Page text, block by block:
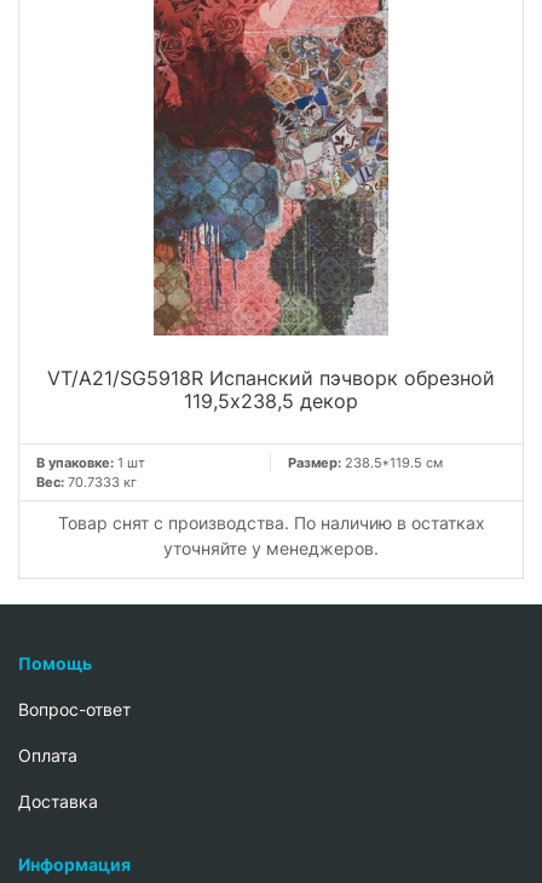
VT/A21/SG5918R Испанский пэчворк обрезной
119,5x238,5 декор
В упаковке: 1 шт Размер: 238.5*119.5 см
Вес: 70.7333 кг
Товар снят с производства. По наличию в остатках
уточняйте у менеджеров.
Помощь
Вопрос-ответ
Oплата
Доставка
Информация